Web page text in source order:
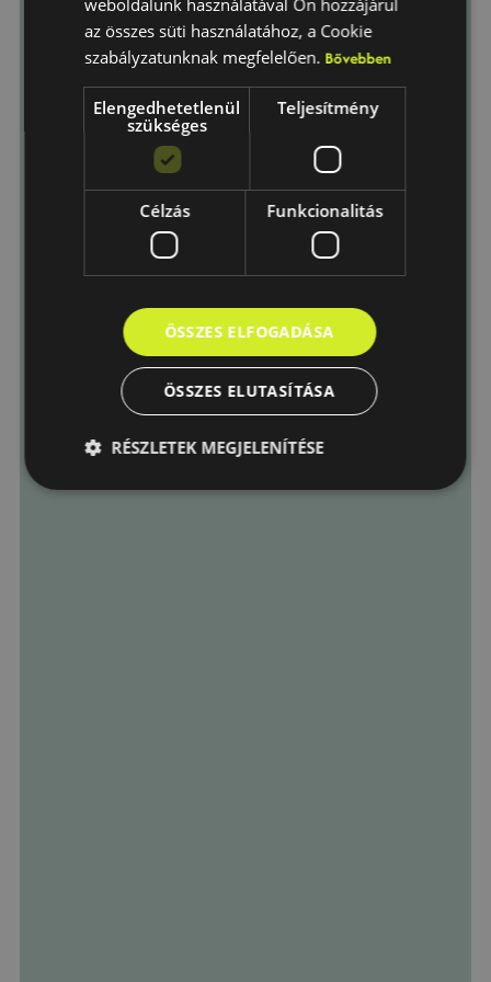
az összes süti használatához, a Cookie
szabályzatunknak megfelelően. Bővebben
Elengedhetetlenül
szükséges
Teljesítmény
Célzás Funkcionalitás
ÖSSZES ELFOGADÁSA
ÖSSZES ELUTASÍTÁSA
RÉSZLETEK MEGJELENÍTÉSE